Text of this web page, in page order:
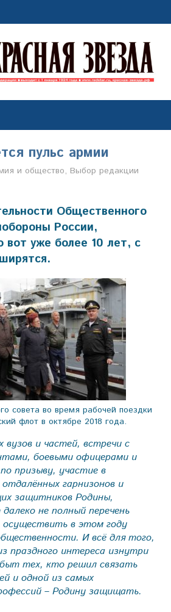
пульс армии
Свиридова
и общество, Выбор редакции
Общественного
России,
уже более 10 лет, с
совета во время рабочей поездки
флот в октябре 2018 года.
вузов и частей, встречи с
боевыми офицерами и
призыву, участие в
гарнизонов и
защитников Родины,
не полный перечень
в этом году
И всё для того,
праздного интереса изнутри
тех, кто решил связать
и одной из самых
– Родину защищать.